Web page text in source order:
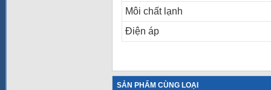
Môi chất lạnh
Điện áp
SẢN PHẨM CÙNG LOẠI